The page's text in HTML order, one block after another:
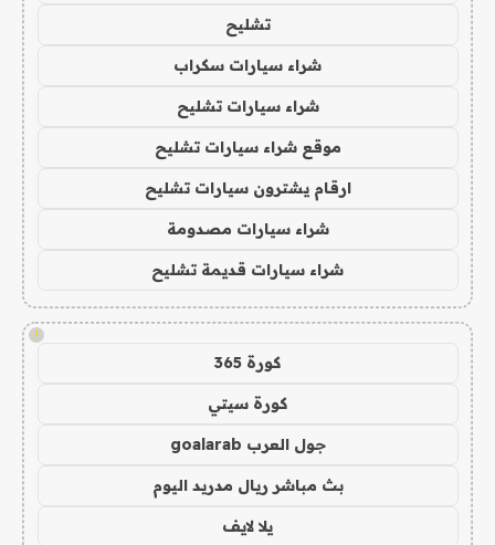
تشليح
شراء سيارات سكراب
شراء سيارات تشليح
موقع شراء سيارات تشليح
ارقام يشترون سيارات تشليح
شراء سيارات مصدومة
شراء سيارات قديمة تشليح
!
كورة 365
كورة سيتي
جول العرب goalarab
بث مباشر ريال مدريد اليوم
يلا لايف